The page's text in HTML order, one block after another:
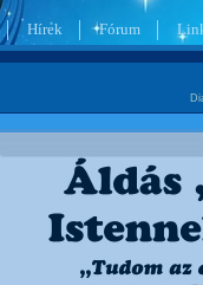
Hírek Fórum